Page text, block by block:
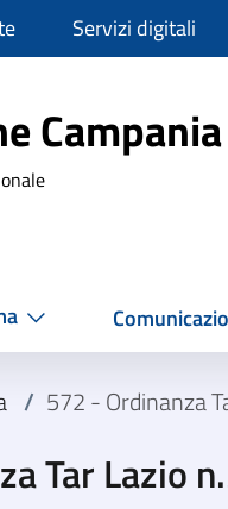
Servizi digitali
Campania
/ 572 - Ordinanza
Tar Lazio